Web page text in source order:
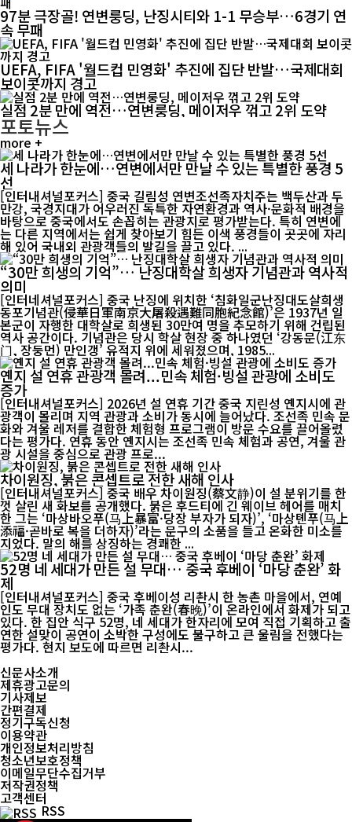
97분 극장골! 연변룽딩, 난징시티와 1-1 무승부…6경기 연
속 무패
UEFA, FIFA '월드컵 민영화' 추진에 집단 반발…국제대회
보이콧까지 경고
실점 2분 만에 역전…연변룽딩, 메이저우 꺾고 2위 도약
포토뉴스
more +
세 나라가 한눈에…연변에서만 만날 수 있는 특별한 풍경 5
선
[인터내셔널포커스] 중국 길림성 연변조선족자치주는 백두산과 두
만강, 국경지대가 어우러진 독특한 자연환경과 역사·문화적 배경을
바탕으로 중국에서도 손꼽히는 관광지로 평가받는다. 특히 연변에
는 다른 지역에서는 쉽게 찾아보기 힘든 이색 풍경들이 곳곳에 자리
해 있어 국내외 관광객들의 발길을 끌고 있다. ...
“30만 희생의 기억”… 난징대학살 희생자 기념관과 역사적
의미
[인터네셔널포커스] 중국 난징에 위치한 ‘침화일군난징대도살희생
동포기념관(侵華日軍南京大屠殺遇難同胞紀念館)’은 1937년 일
본군이 자행한 대학살로 희생된 30만여 명을 추모하기 위해 건립된
역사 공간이다. 기념관은 당시 학살 현장 중 하나였던 ‘강동문(江东
门, 장둥먼) 만인갱’ 유적지 위에 세워졌으며, 1985...
옌지 설 연휴 관광객 몰려...민속 체험·빙설 관광에 소비도
증가
[인터내셔널포커스] 2026년 설 연휴 기간 중국 지린성 옌지시에 관
광객이 몰리며 지역 관광과 소비가 동시에 늘어났다. 조선족 민속 문
화와 겨울 레저를 결합한 체험형 프로그램이 방문 수요를 끌어올렸
다는 평가다. 연휴 동안 옌지시는 조선족 민속 체험과 공연, 겨울 관
광 시설을 중심으로 관광 프로...
차이원징, 붉은 콘셉트로 전한 새해 인사
[인터내셔널포커스] 중국 배우 차이원징(蔡文静)이 설 분위기를 한
껏 살린 새 화보를 공개했다. 붉은 후드티에 긴 웨이브 헤어를 매치
한 그는 ‘마상바오푸(马上暴富·당장 부자가 되자)’, ‘마상톈푸(马上
添福·곧바로 복을 더하자)’라는 문구의 소품을 들고 온화한 미소를
지었다. 말의 해를 상징하는 경쾌한 ...
52명 네 세대가 만든 설 무대… 중국 후베이 ‘마당 춘완’ 화
제
[인터내셔널포커스] 중국 후베이성 리촨시 한 농촌 마을에서, 연예
인도 무대 장치도 없는 ‘가족 춘완(春晚)’이 온라인에서 화제가 되고
있다. 한 집안 식구 52명, 네 세대가 한자리에 모여 직접 기획하고 출
연한 설맞이 공연이 소박한 구성에도 불구하고 큰 울림을 전했다는
평가다. 현지 보도에 따르면 리촨시...
신문사소개
제휴광고문의
기사제보
간편결제
정기구독신청
이용약관
개인정보처리방침
청소년보호정책
이메일무단수집거부
저작권정책
고객센터
RSS